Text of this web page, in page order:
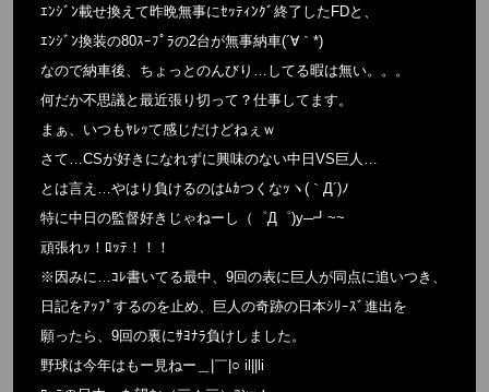
ｴﾝｼﾞﾝ載せ換えて昨晩無事にｾｯﾃｨﾝｸﾞ終了したFDと、
ｴﾝｼﾞﾝ換装の80ｽｰﾌﾟﾗの2台が無事納車(´∀｀*)
なので納車後、ちょっとのんびり…してる暇は無い。。。
何だか不思議と最近張り切って？仕事してます。
まぁ、いつもﾔﾚｯて感じだけどねぇｗ
さて…CSが好きになれずに興味のない中日VS巨人…
とは言え…やはり負けるのはﾑｶつくなｯヽ(｀Д´)ﾉ
特に中日の監督好きじゃねーし（゜Д゜)y─┛~~
頑張れｯ！ﾛｯﾃ！！！
※因みに…ｺﾚ書いてる最中、9回の表に巨人が同点に追いつき、
日記をｱｯﾌﾟするのを止め、巨人の奇跡の日本ｼﾘｰｽﾞ進出を
願ったら、9回の裏にｻﾖﾅﾗ負けしました。
野球は今年はもー見ねー＿|￣|○ il||li